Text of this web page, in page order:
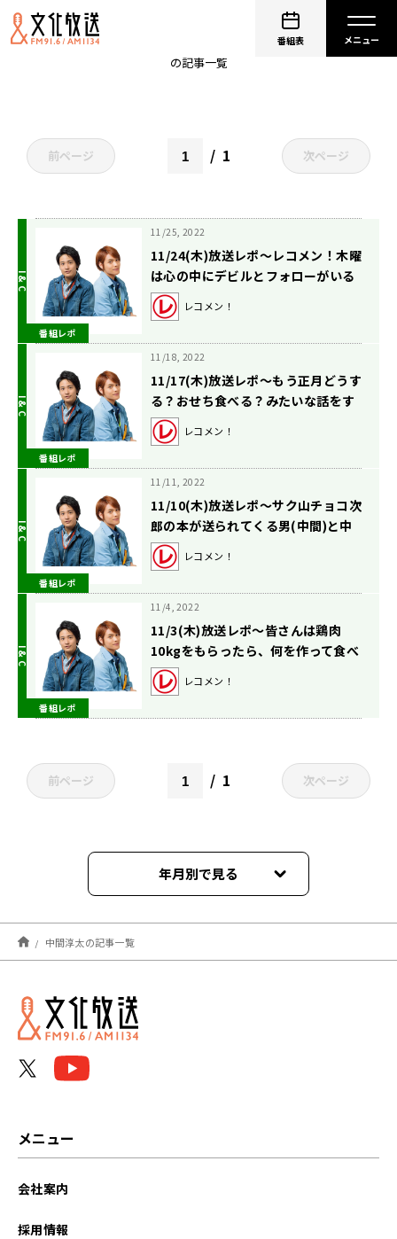
番組表
の記事一覧
前ページ 1 次ページ
番組レポ
11/25, 2022
11/24(木)放送レポ〜レコメン！木曜
は心の中にデビルとフォローがいる
アイドル(桐山)とカニを食べてきた
ので手が匂うアイドル(中間)がやっ
レコメン！
番組レポ
11/18, 2022
11/17(木)放送レポ〜もう正月どうす
る？おせち食べる？みたいな話をす
る季節になりました。の巻〜
レコメン！
番組レポ
11/11, 2022
11/10(木)放送レポ〜サク山チョコ次
郎の本が送られてくる男(中間)と中
華屋でフライドポテトを頼む男(桐
山)と吐きそうな男(ごっち)と。の
レコメン！
番組レポ
11/4, 2022
11/3(木)放送レポ〜皆さんは鶏肉
10kgをもらったら、何を作って食べ
切りますか？の巻〜
レコメン！
前ページ 1 次ページ
年月別で見る
2024年03月
2024年02月
2024年01月
中間淳太の記事一覧
メニュー
会社案内
採用情報